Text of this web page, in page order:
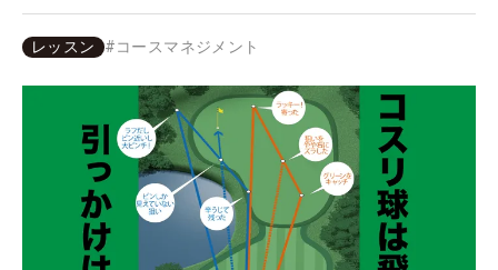
レッスン #コースマネジメント